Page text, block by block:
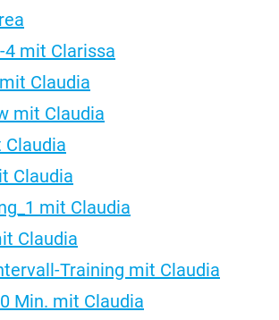
4 mit Clarissa
Claudia
mit Claudia
Claudia
mit Claudia
Claudia
Training mit Claudia
Min. mit Claudia